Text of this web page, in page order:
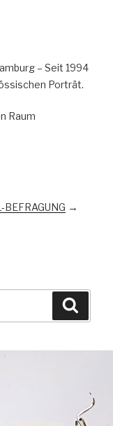
– Seit 1994
Porträt.
Raum
BEFRAGUNG →